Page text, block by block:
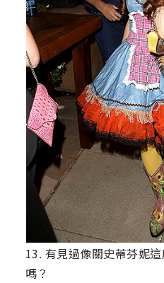
13. 有見過像關史蒂芬妮
嗎？